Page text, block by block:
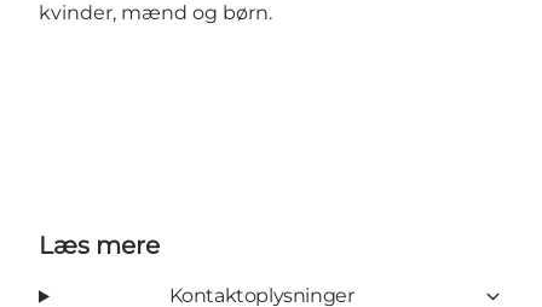
kvinder, mænd og børn.
Læs mere
Kontaktoplysninger